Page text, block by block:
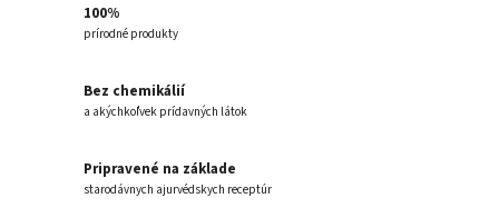
100%
prírodné produkty
Bez chemikálií
a akýchkoľvek prídavných látok
Pripravené na základe
starodávnych ajurvédskych receptúr